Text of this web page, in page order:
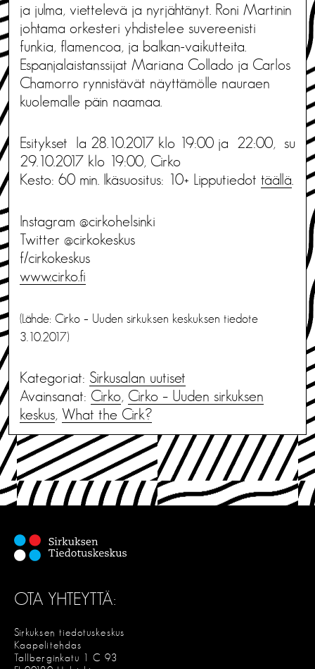
ja julma, viettelevä ja nyrjähtänyt. Roni Martinin
johtama orkesteri yhdistelee suvereenisti
funkia, flamencoa, ja balkan-vaikutteita.
Espanjalaistanssijat Mariana Collado ja Carlos
Chamorro rynnistävät näyttämölle nauraen
kuolemalle päin naamaa.
Esitykset la 28.10.2017 klo 19:00 ja 22:00, su
29.10.2017 klo 19:00, Cirko
Kesto: 60 min. Ikäsuositus: 10+ Lipputiedot täällä
Instagram @cirkohelsinki
Twitter @cirkokeskus
f/cirkokeskus
www.cirko.fi
(Lähde: Cirko – Uuden sirkuksen keskuksen tiedote
3.10.2017)
Kategoriat: Sirkusalan uutiset
Avainsanat: Cirko, Cirko – Uuden sirkuksen
keskus, What the Cirk?
OTA YHTEYTTÄ:
Sirkuksen tiedotuskeskus
Kaapelitehdas
Tallberginkatu 1 C 93